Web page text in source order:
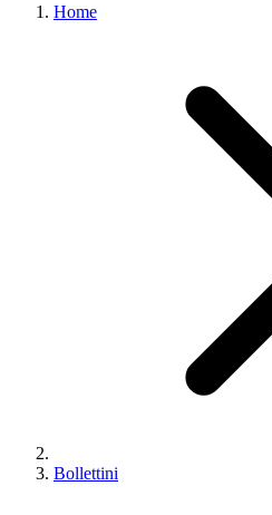
Home
Bollettini